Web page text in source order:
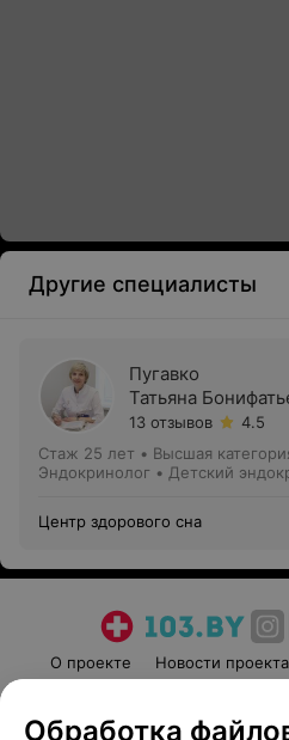
Другие специалисты
Пугавко
Татьяна
13 отзывов
4.5
Стаж 25 лет • Высшая
Эндокринолог • Детский
Центр здорового сна
О проекте Новости проекта
Пользовательское
Обработка